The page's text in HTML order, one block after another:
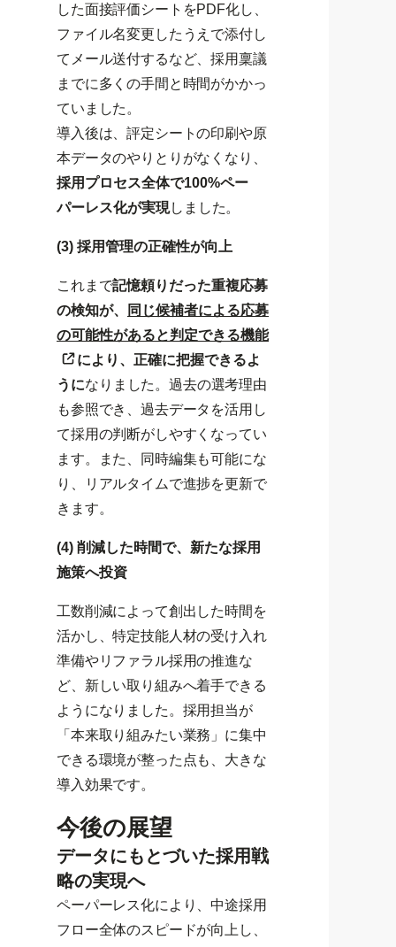
した面接評価シートをPDF化し、
ファイル名変更したうえで添付し
てメール送付するなど、採用稟議
までに多くの手間と時間がかかっ
ていました。
導入後は、評定シートの印刷や原
本データのやりとりがなくなり、
採用プロセス全体で100%ペー
パーレス化が実現しました。
(3) 採用管理の正確性が向上
これまで記憶頼りだった重複応募
の検知が、
同じ候補者による応募
の可能性があると判定できる機能
により、正確に把握できるよ
うになりました。過去の選考理由
も参照でき、過去データを活用し
て採用の判断がしやすくなってい
ます。また、同時編集も可能にな
り、リアルタイムで進捗を更新で
きます。
(4) 削減した時間で、新たな採用
施策へ投資
工数削減によって創出した時間を
活かし、特定技能人材の受け入れ
準備やリファラル採用の推進な
ど、新しい取り組みへ着手できる
ようになりました。採用担当が
「本来取り組みたい業務」に集中
できる環境が整った点も、大きな
導入効果です。
今後の展望
データにもとづいた採用戦
略の実現へ
ペーパーレス化により、中途採用
フロー全体のスピードが向上し、